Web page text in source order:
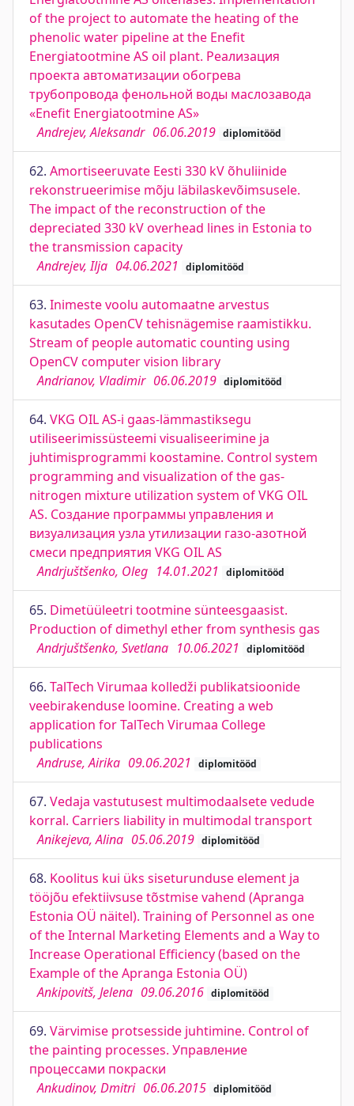
of the project to automate the heating of the
phenolic water pipeline at the Enefit
Energiatootmine AS oil plant. Реализация
проекта автоматизации обогрева
трубопровода фенольной воды маслозавода
«Enefit Energiatootmine AS»
Andrejev, Aleksandr 06.06.2019 diplomitööd
62. Amortiseeruvate Eesti 330 kV õhuliinide
rekonstrueerimise mõju läbilaskevõimsusele.
The impact of the reconstruction of the
depreciated 330 kV overhead lines in Estonia to
the transmission capacity
Andrejev, Ilja 04.06.2021 diplomitööd
63. Inimeste voolu automaatne arvestus
kasutades OpenCV tehisnägemise raamistikku.
Stream of people automatic counting using
OpenCV computer vision library
Andrianov, Vladimir 06.06.2019 diplomitööd
64. VKG OIL AS-i gaas-lämmastiksegu
utiliseerimissüsteemi visualiseerimine ja
juhtimisprogrammi koostamine. Control system
programming and visualization of the gas-
nitrogen mixture utilization system of VKG OIL
AS. Создание программы управления и
визуализация узла утилизации газо-азотной
смеси предприятия VKG OIL AS
Andrjuštšenko, Oleg 14.01.2021 diplomitööd
65. Dimetüüleetri tootmine sünteesgaasist.
Production of dimethyl ether from synthesis gas
Andrjuštšenko, Svetlana 10.06.2021 diplomitööd
66. TalTech Virumaa kolledži publikatsioonide
veebirakenduse loomine. Creating a web
application for TalTech Virumaa College
publications
Andruse, Airika 09.06.2021 diplomitööd
67. Vedaja vastutusest multimodaalsete vedude
korral. Carriers liability in multimodal transport
Anikejeva, Alina 05.06.2019 diplomitööd
68. Koolitus kui üks siseturunduse element ja
tööjõu efektiivsuse tõstmise vahend (Apranga
Estonia OÜ näitel). Training of Personnel as one
of the Internal Marketing Elements and a Way to
Increase Operational Efficiency (based on the
Example of the Apranga Estonia OÜ)
Ankipovitš, Jelena 09.06.2016 diplomitööd
69. Värvimise protsesside juhtimine. Control of
the painting processes. Управление
процессами покраски
Ankudinov, Dmitri 06.06.2015 diplomitööd